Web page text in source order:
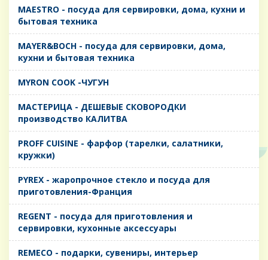
MAESTRO - посуда для сервировки, дома, кухни и
бытовая техника
MAYER&BOCH - посуда для сервировки, дома,
кухни и бытовая техника
MYRON COOK -ЧУГУН
MАСТЕРИЦА - ДЕШЕВЫЕ СКОВОРОДКИ
производство КАЛИТВА
PROFF CUISINE - фарфор (тарелки, салатники,
кружки)
PYREX - жаропрочное стекло и посуда для
приготовления-Франция
REGENT - посуда для приготовления и
сервировки, кухонные аксессуары
REMECO - подарки, сувениры, интерьер